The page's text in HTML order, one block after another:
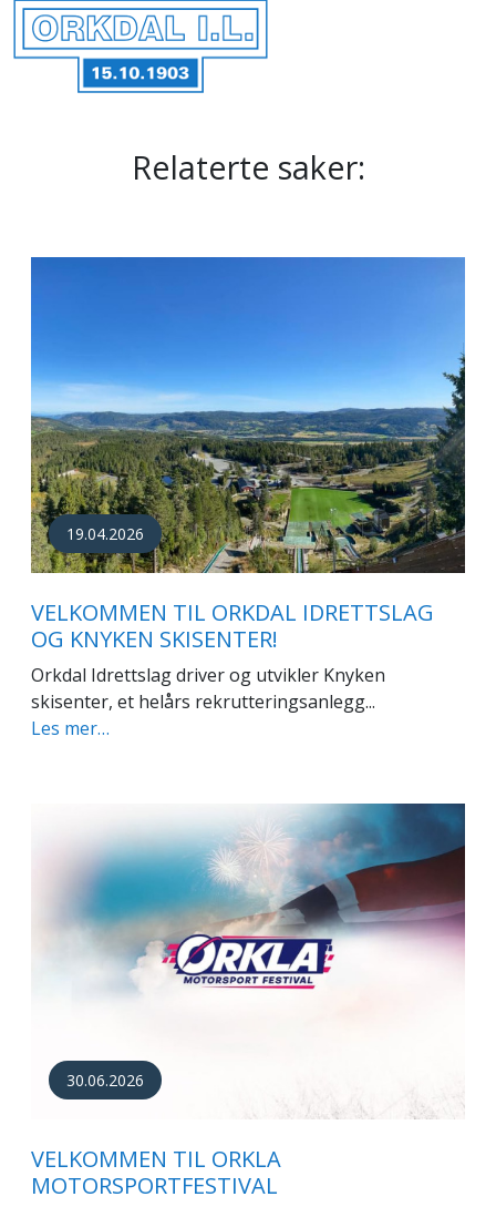
Relaterte saker:
19.04.2026
VELKOMMEN TIL ORKDAL IDRETTSLAG
OG KNYKEN SKISENTER!
Orkdal Idrettslag driver og utvikler Knyken
skisenter, et helårs rekrutteringsanlegg...
Les mer…
30.06.2026
VELKOMMEN TIL ORKLA
MOTORSPORTFESTIVAL